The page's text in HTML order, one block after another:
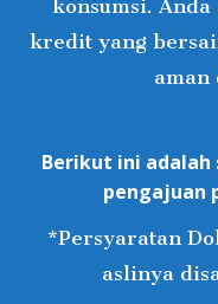
konsumsi.
kredit yang
aman
Berikut ini
pengajuan
*Persyaratan
aslinya